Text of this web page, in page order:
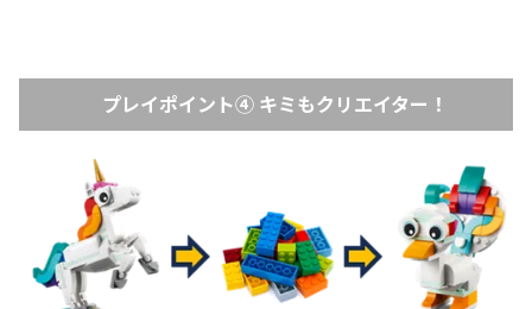
プレイポイント④ キミもクリエイター！